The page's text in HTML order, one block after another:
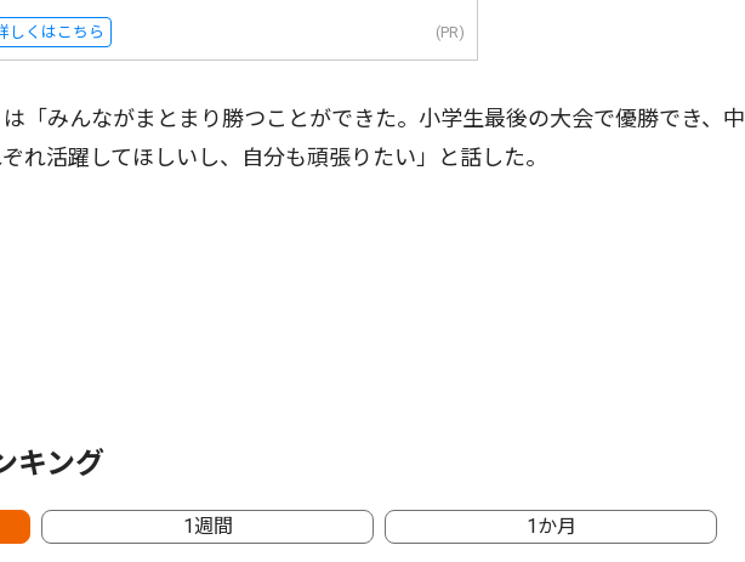
しくはこちら (PR)
「みんながまとまり勝つことができた。小学生最後の大会で優勝でき、中
れ活躍してほしいし、自分も頑張りたい」と話した。
キング
1週間 1か月